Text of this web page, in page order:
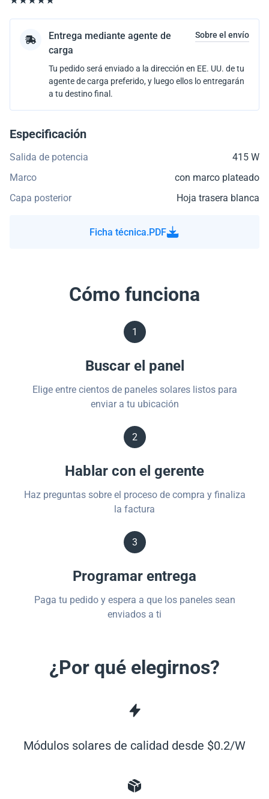
Entrega mediante agente de
carga
Sobre el envío
Tu pedido será enviado a la dirección en EE. UU. de tu
agente de carga preferido, y luego ellos lo entregarán
a tu destino final.
Especificación
Salida de potencia
415 W
Marco
con marco plateado
Capa posterior
Hoja trasera blanca
Ficha técnica.PDF
Cómo funciona
1
Buscar el panel
Elige entre cientos de paneles solares listos para
enviar a tu ubicación
2
Hablar con el gerente
Haz preguntas sobre el proceso de compra y finaliza
la factura
3
Programar entrega
Paga tu pedido y espera a que los paneles sean
enviados a ti
¿Por qué elegirnos?
Módulos solares de calidad desde $0.2/W